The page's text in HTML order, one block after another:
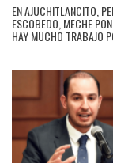
EN AJUCHITLANCITO,
ESCOBEDO, MECHE
HAY MUCHO TRABAJO